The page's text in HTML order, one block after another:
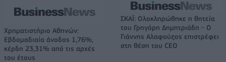
Χρηματιστήριο Αθηνών:
Εβδομαδιαία άνοδος 1,76%,
κέρδη 23,31% από τις αρχές
του έτους
ΣΚΑΪ: Ολοκληρώθηκε η θητεία
του Γρηγόρη Δημητριάδη - Ο
Γιάννης Αλαφούζος επιστρέφει
στη θέση του CEO